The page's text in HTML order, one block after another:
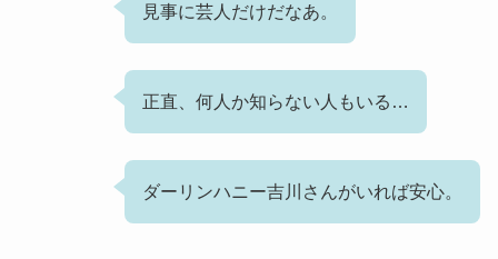
見事に芸人だけだなあ。
正直、何人か知らない人もいる…
ダーリンハニー吉川さんがいれば安心。